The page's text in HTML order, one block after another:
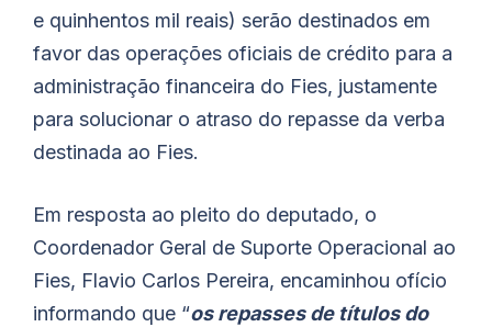
e quinhentos mil reais) serão destinados em
favor das operações oficiais de crédito para a
administração financeira do Fies, justamente
para solucionar o atraso do repasse da verba
destinada ao Fies.
Em resposta ao pleito do deputado, o
Coordenador Geral de Suporte Operacional ao
Fies, Flavio Carlos Pereira, encaminhou ofício
informando que “os repasses de títulos do